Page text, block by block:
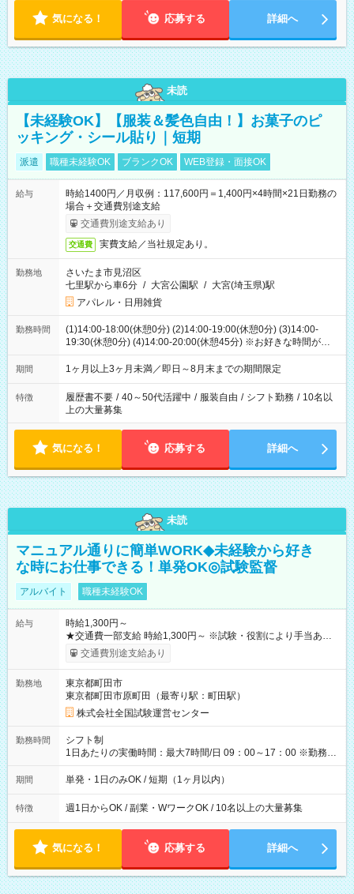
気になる！ 応募する 詳細へ
未読
【未経験OK】【服装＆髪色自由！】お菓子のピ
ッキング・シール貼り｜短期
派遣 職種未経験OK ブランクOK WEB登録・面接OK
給与
時給1400円／月収例：117,600円＝1,400円×4時間×21日勤務の
場合＋交通費別途支給
交通費別途支給あり
交通費 実費支給／当社規定あり。
勤務地
さいたま市見沼区
七里駅から車6分 / 大宮公園駅 / 大宮(埼玉県)駅
アパレル・日用雑貨
勤務時間
(1)14:00-18:00(休憩0分) (2)14:00-19:00(休憩0分) (3)14:00-
19:30(休憩0分) (4)14:00-20:00(休憩45分) ※お好きな時間が選べ
ます
期間 1ヶ月以上3ヶ月未満／即日～8月末までの期間限定
特徴 履歴書不要 / 40～50代活躍中 / 服装自由 / シフト勤務 / 10名以
上の大量募集
気になる！ 応募する 詳細へ
未読
マニュアル通りに簡単WORK◆未経験から好き
な時にお仕事できる！単発OK◎試験監督
アルバイト 職種未経験OK
給与
時給1,300円～
★交通費一部支給 時給1,300円～ ※試験・役割により手当あり
※勤務回数により昇給あり 【即給（前払い）オプションあ
り！】 希望される場合、勤務から1週間ほどで給与の一部を受け
例】 ・河合塾模擬試験 8:30～17:30（休憩1時間） 時給1,300円
×8時間＝日収10,400円＋交通費 ※当日の役割により時給＋100
円の場合あり ・国家試験 7:00～13:30（休憩なし） 時給1,300
円（役割手当＋100円）×6時間＝日収8,400円＋交通費 【試用期
間】試用期間なし
交通費別途支給あり
勤務地
東京都町田市
東京都町田市原町田（最寄り駅：町田駅）
株式会社全国試験運営センター
勤務時間
シフト制
1日あたりの実働時間：最大7時間/日 09：00～17：00 ※勤務時
間は 試験により異なります。
期間 単発・1日のみOK / 短期（1ヶ月以内）
特徴 週1日からOK / 副業・WワークOK / 10名以上の大量募集
気になる！ 応募する 詳細へ